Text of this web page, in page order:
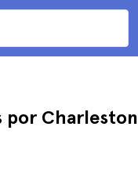
por Charleston